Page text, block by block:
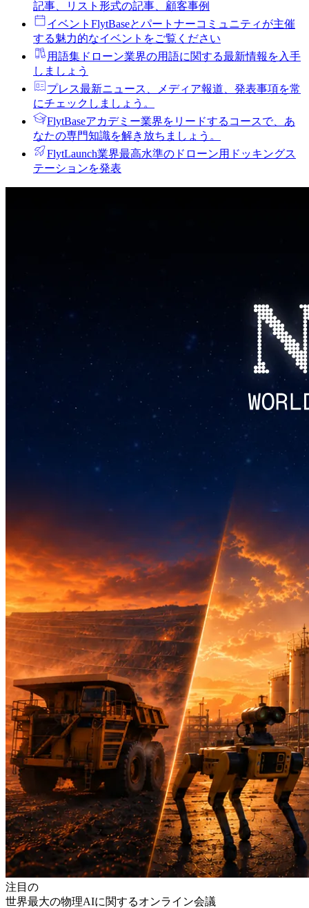
記事、リスト形式の記事、顧客事例
イベント FlytBaseとパートナーコミュニティが主催
する魅力的なイベントをご覧ください
用語集 ドローン業界の用語に関する最新情報を入手
しましょう
プレス最新ニュース、メディア報道、発表事項を常
にチェックしましょう。
FlytBaseアカデミー業界をリードするコースで、あ
なたの専門知識を解き放ちましょう。
FlytLaunch業界最高水準のドローン用ドッキングス
テーションを発表
注目の
世界最大の物理AIに関するオンライン会議